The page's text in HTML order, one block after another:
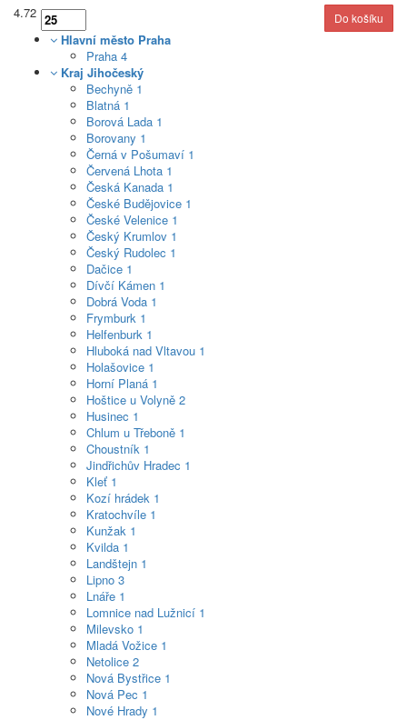
4.72
Hlavní město Praha
Praha 4
Kraj Jihočeský
Bechyně 1
Blatná 1
Borová Lada 1
Borovany 1
Černá v Pošumaví 1
Červená Lhota 1
Česká Kanada 1
České Budějovice 1
České Velenice 1
Český Krumlov 1
Český Rudolec 1
Dačice 1
Dívčí Kámen 1
Dobrá Voda 1
Frymburk 1
Helfenburk 1
Hluboká nad Vltavou 1
Holašovice 1
Horní Planá 1
Hoštice u Volyně 2
Husinec 1
Chlum u Třeboně 1
Choustník 1
Jindřichův Hradec 1
Kleť 1
Kozí hrádek 1
Kratochvíle 1
Kunžak 1
Kvilda 1
Landštejn 1
Lipno 3
Lnáře 1
Lomnice nad Lužnicí 1
Milevsko 1
Mladá Vožice 1
Netolice 2
Nová Bystřice 1
Nová Pec 1
Nové Hrady 1